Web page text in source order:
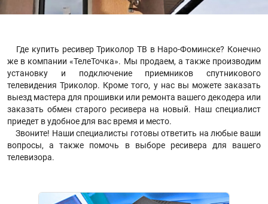
Где купить ресивер Триколор ТВ в Наро-Фоминске? Конечно
же в компании «ТелеТочка». Мы продаем, а также производим
установку и подключение приемников спутникового
телевидения Триколор. Кроме того, у нас вы можете заказать
выезд мастера для прошивки или ремонта вашего декодера или
заказать обмен старого ресивера на новый. Наш специалист
приедет в удобное для вас время и место.
Звоните! Наши специалисты готовы ответить на любые ваши
вопросы, а также помочь в выборе ресивера для вашего
телевизора.